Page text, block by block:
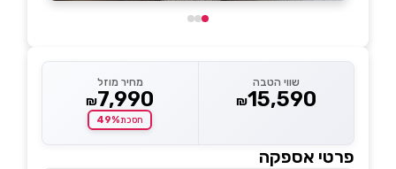
שווי הטבה
₪15,590
מחיר מוזל
₪7,990
חסכת49%
פרטי אספקה